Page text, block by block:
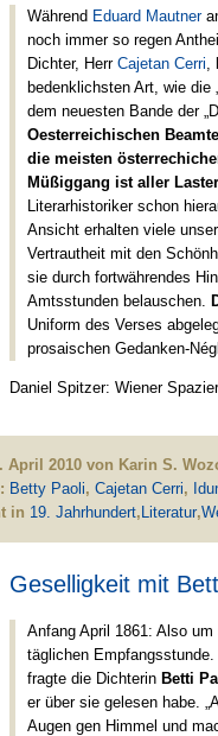
Während Eduard Mautner
noch immer so regen
Dichter, Herr Cajetan Cerri,
bedenklichsten Art, wie die
dem neuesten Bande der
Oesterreichischen
die meisten
Müßiggang ist aller
Literarhistoriker schon
Ansicht erhalten viele
Vertrautheit mit den
sie durch fortwährendes
Amtsstunden belauschen.
Uniform des Verses
prosaischen Gedanken-
Daniel Spitzer: Wiener
April 2010 von Karin S.
Betty Paoli, Cajetan Cerri,
in 19. Jahrhundert, Literatur,
Geselligkeit mit
Anfang April 1861: Also
täglichen Empfangsstunde.
fragte die Dichterin Betti
er über sie gelesen habe.
Augen gen Himmel und